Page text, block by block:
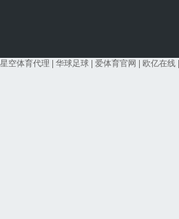
星空体育代理 华球足球 爱体育官网 欧亿在线